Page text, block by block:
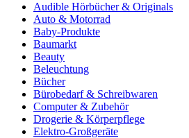
Audible Hörbücher & Originals
Auto & Motorrad
Baby-Produkte
Baumarkt
Beauty
Beleuchtung
Bücher
Bürobedarf & Schreibwaren
Computer & Zubehör
Drogerie & Körperpflege
Elektro-Großgeräte